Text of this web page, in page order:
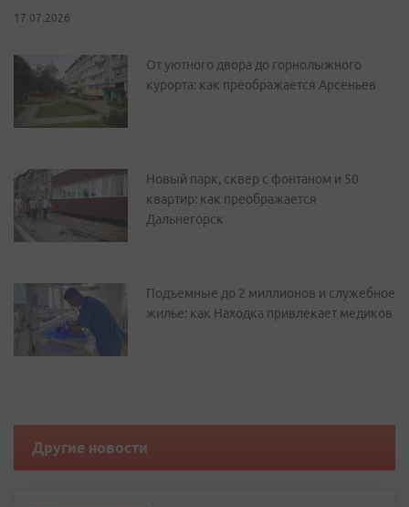
17.07.2026
От уютного двора до горнолыжного
курорта: как преображается Арсеньев
Новый парк, сквер с фонтаном и 50
квартир: как преображается
Дальнегорск
Подъемные до 2 миллионов и служебное
жилье: как Находка привлекает медиков
Другие новости